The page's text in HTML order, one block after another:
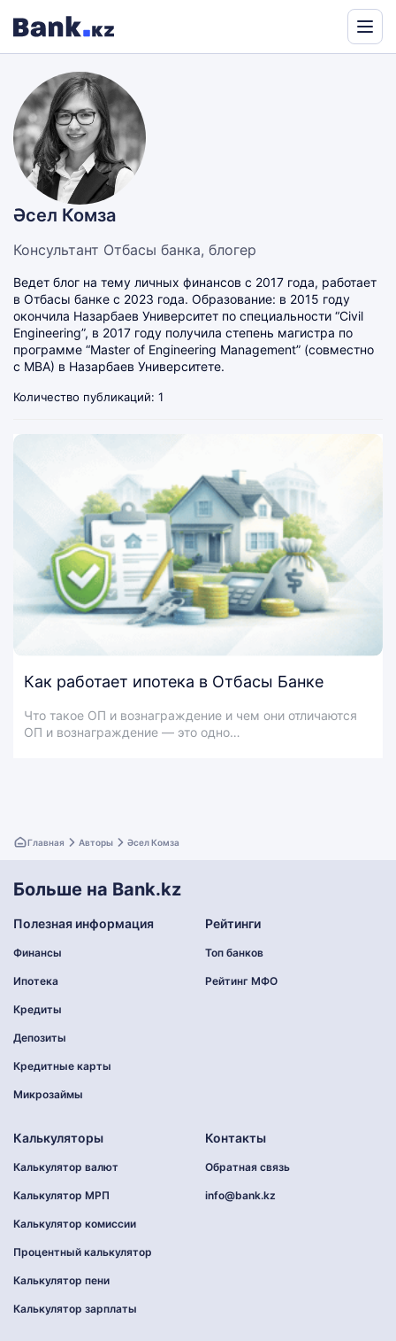
Әсел Комза
Консультант Отбасы банка, блогер
Ведет блог на тему личных финансов с 2017 года, работает
в Отбасы банке с 2023 года. Образование: в 2015 году
окончила Назарбаев Университет по специальности “Civil
Engineering”, в 2017 году получила степень магистра по
программе “Master of Engineering Management” (совместно
с MBA) в Назарбаев Университете.
Количество публикаций: 1
Как работает ипотека в Отбасы Банке
Что такое ОП и вознаграждение и чем они отличаются
ОП и вознаграждение — это одно…
Главная Авторы Әсел Комза
Больше на Bank.kz
Полезная информация
Финансы
Ипотека
Кредиты
Депозиты
Кредитные карты
Микрозаймы
Рейтинги
Топ банков
Рейтинг МФО
Калькуляторы
Калькулятор валют
Калькулятор МРП
Калькулятор комиссии
Процентный калькулятор
Калькулятор пени
Калькулятор зарплаты
Контакты
Обратная связь
info@bank.kz